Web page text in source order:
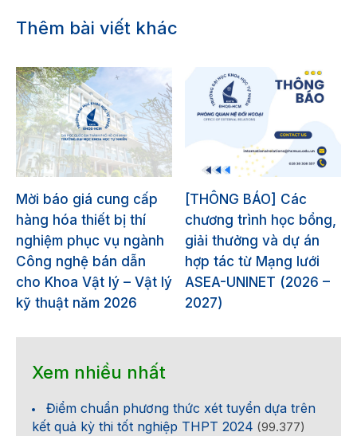
Thêm bài viết khác
Mời báo giá cung cấp
hàng hóa thiết bị thí
nghiệm phục vụ ngành
Công nghệ bán dẫn
cho Khoa Vật lý – Vật lý
kỹ thuật năm 2026
[THÔNG BÁO] Các
chương trình học bổng,
giải thưởng và dự án
hợp tác từ Mạng lưới
ASEA-UNINET (2026 –
2027)
Xem nhiều nhất
Điểm chuẩn phương thức xét tuyển dựa trên
kết quả kỳ thi tốt nghiệp THPT 2024 (99.377)